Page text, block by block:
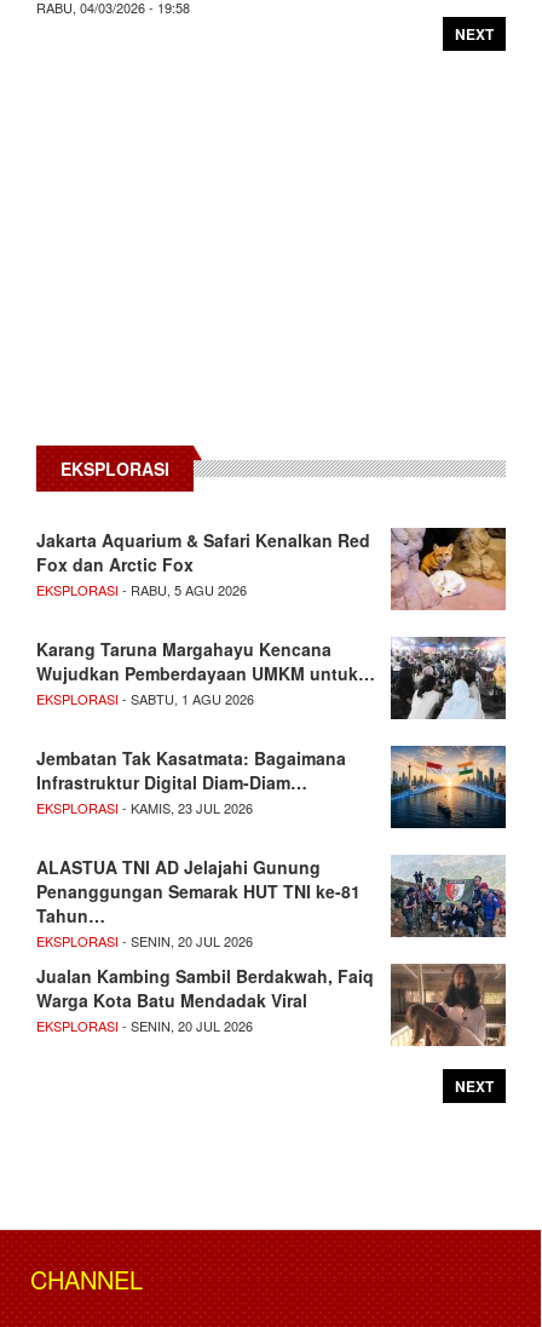
RABU, 04/03/2026 - 19:58
NEXT
EKSPLORASI
Jakarta Aquarium & Safari Kenalkan Red
Fox dan Arctic Fox
EKSPLORASI- RABU, 5 AGU 2026
Karang Taruna Margahayu Kencana
Wujudkan Pemberdayaan UMKM untuk…
EKSPLORASI- SABTU, 1 AGU 2026
Jembatan Tak Kasatmata: Bagaimana
Infrastruktur Digital Diam-Diam…
EKSPLORASI- KAMIS, 23 JUL 2026
ALASTUA TNI AD Jelajahi Gunung
Penanggungan Semarak HUT TNI ke-81
Tahun…
EKSPLORASI- SENIN, 20 JUL 2026
Jualan Kambing Sambil Berdakwah, Faiq
Warga Kota Batu Mendadak Viral
EKSPLORASI- SENIN, 20 JUL 2026
NEXT
CHANNEL